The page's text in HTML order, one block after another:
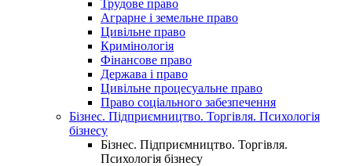
Трудове право
Аграрне і земельне право
Цивільне право
Кримінологія
Фінансове право
Держава і право
Цивільне процесуальне право
Право соціального забезпечення
Бізнес. Підприємництво. Торгівля. Психологія
бізнесу
Бізнес. Підприємництво. Торгівля.
Психологія бізнесу